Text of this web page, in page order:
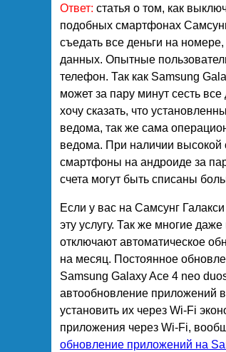
Ответ: статья о том, как
подобных смартфонах
съедать все деньги на
данных. Опытные
телефон. Так как Samsung
может за пару минут сесть все
хочу сказать, что
ведома, так же сама
ведома. При наличии высокой
смартфоны на андроиде за
счета могут быть списаны
Если у вас на Самсунг
эту услугу. Так же многие даже
отключают автоматическое
на месяц. Постоянное
Samsung Galaxy Ace 4 neo
автообновление приложений
установить их через Wi-Fi
приложения через Wi-Fi,
обновление приложений на